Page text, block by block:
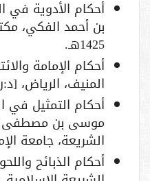
أحكام الأدوية في
1425هـ.
أحكام الإمامة
المنيف، الرياض، [د:ن]، ط2:
أحكام التمثيل في
موسى بن مصطفى
الشريعة، جامعة الإمام، 1426/
أحكام الذبائح